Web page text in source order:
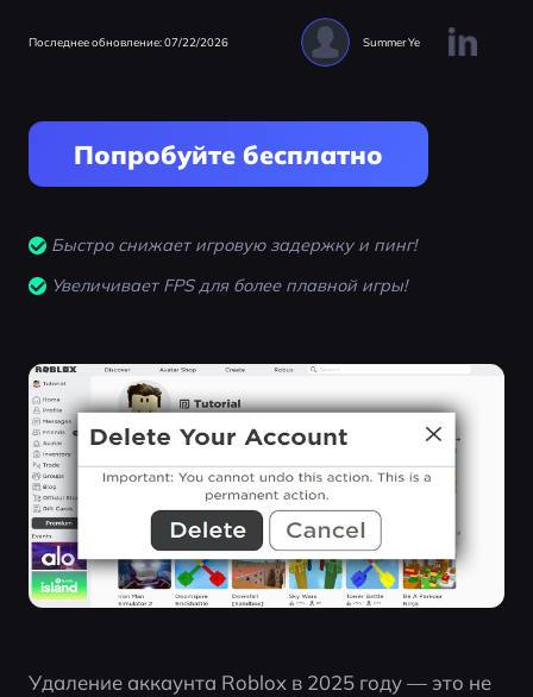
Последнее обновление: 07/22/2026 Summer Ye
Попробуйте бесплатно
Быстро снижает игровую задержку и пинг!
Увеличивает FPS для более плавной игры!
Удаление аккаунта Roblox в 2025 году — это не